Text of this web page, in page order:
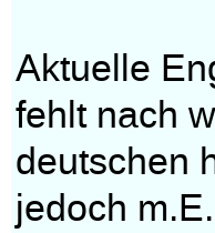
Aktuelle
fehlt nach
deutschen
jedoch